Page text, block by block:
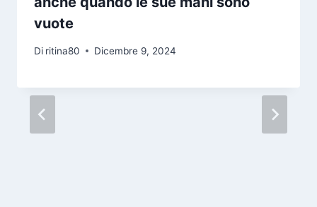
vuote
Di ritina80 Dicembre 9, 2024